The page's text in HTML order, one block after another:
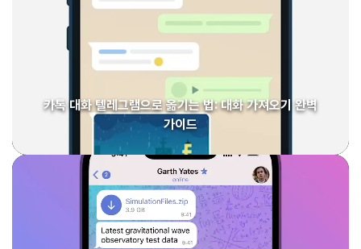
카톡 대화 텔레그램으로 옮기는 법: 대화 가져오기 완벽
가이드